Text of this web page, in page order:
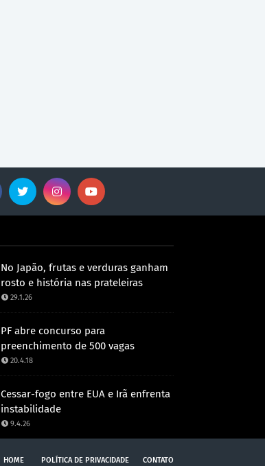
No Japão, frutas e verduras ganham
rosto e história nas prateleiras
29.1.26
PF abre concurso para
preenchimento de 500 vagas
20.4.18
Cessar-fogo entre EUA e Irã enfrenta
instabilidade
9.4.26
HOME POLÍTICA DE PRIVACIDADE CONTATO